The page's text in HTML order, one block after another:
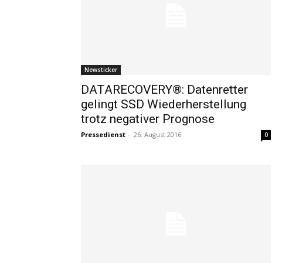
Newsticker
DATARECOVERY®: Datenretter
gelingt SSD Wiederherstellung
trotz negativer Prognose
Pressedienst - 26. August 2016 0